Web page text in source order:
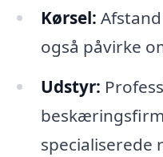
Kørsel:
også påvirke
Udstyr:
specialiserede